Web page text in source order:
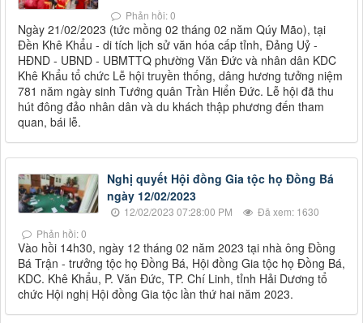
Phản hồi: 0
Ngày 21/02/2023 (tức mồng 02 tháng 02 năm Qúy Mão), tại
Đền Khê Khẩu - di tích lịch sử văn hóa cấp tỉnh, Đảng Uỷ -
HĐND - UBND - UBMTTQ phường Văn Đức và nhân dân KDC
Khê Khẩu tổ chức Lễ hội truyền thống, dâng hương tưởng niệm
781 năm ngày sinh Tướng quân Trần Hiển Đức. Lễ hội đã thu
hút đông đảo nhân dân và du khách thập phương đến tham
quan, bái lễ.
Nghị quyết Hội đồng Gia tộc họ Đồng Bá
ngày 12/02/2023
12/02/2023 07:28:00 PM
Đã xem: 1630
Phản hồi: 0
Vào hồi 14h30, ngày 12 tháng 02 năm 2023 tại nhà ông Đồng
Bá Trận - trưởng tộc họ Đồng Bá, Hội đồng Gia tộc họ Đồng Bá,
KDC. Khê Khẩu, P. Văn Đức, TP. Chí Linh, tỉnh Hải Dương tổ
chức Hội nghị Hội đồng Gia tộc lần thứ hai năm 2023.